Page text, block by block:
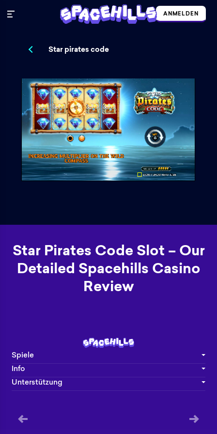
ANMELDEN
Star pirates code
Star Pirates Code Slot – Our
Detailed Spacehills Casino
Review
Spiele
Info
Unterstützung